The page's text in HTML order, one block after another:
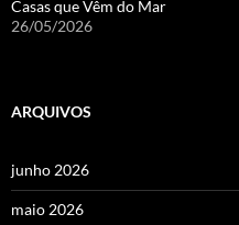
Casas que Vêm do Mar
26/05/2026
ARQUIVOS
junho 2026
maio 2026